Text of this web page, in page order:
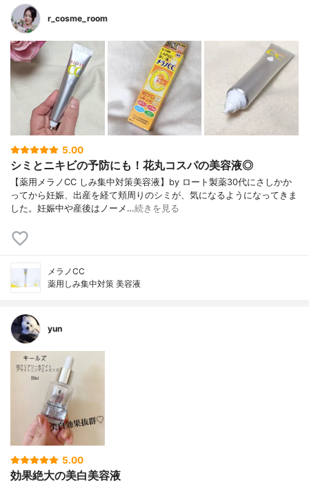
r_cosme_room
5.00
シミとニキビの予防にも！花丸コスパの美容液◎
【薬用メラノCC しみ集中対策美容液】by ロート製薬30代にさしかか
ってから妊娠、出産を経て頬周りのシミが、気になるようになってきま
した。妊娠中や産後はノーメ…続きを見る
メラノCC
薬用しみ集中対策 美容液
yun
5.00
効果絶大の美白美容液